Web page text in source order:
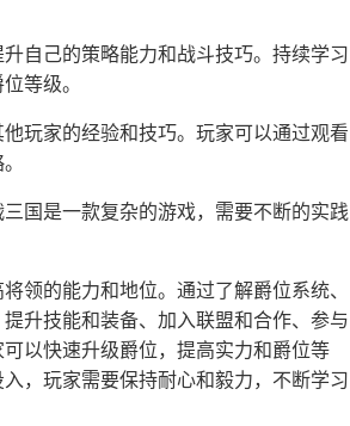
自己的策略能力和战斗技巧。持续学习
等级。
玩家的经验和技巧。玩家可以通过观看
国是一款复杂的游戏，需要不断的实践
领的能力和地位。通过了解爵位系统、
升技能和装备、加入联盟和合作、参与
以快速升级爵位，提高实力和爵位等
，玩家需要保持耐心和毅力，不断学习